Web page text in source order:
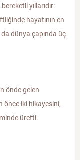
yıllarıdır:
hayatının en
da dünya çapında üç
önde gelen
önce iki hikayesini,
üretti.